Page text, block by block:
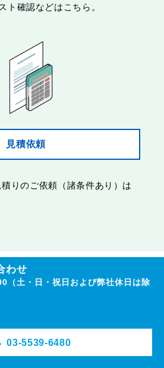
ト確認などはこちら。
見積依頼
りのご依頼（諸条件あり）は
わせ
土・日・祝日および弊社休日は除
03-5539-6480